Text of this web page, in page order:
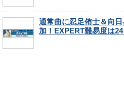
通常曲に忍足侑士＆向
加！EXPERT難易度は24